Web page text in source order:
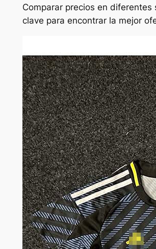
Comparar precios en diferentes
clave para encontrar la mejor